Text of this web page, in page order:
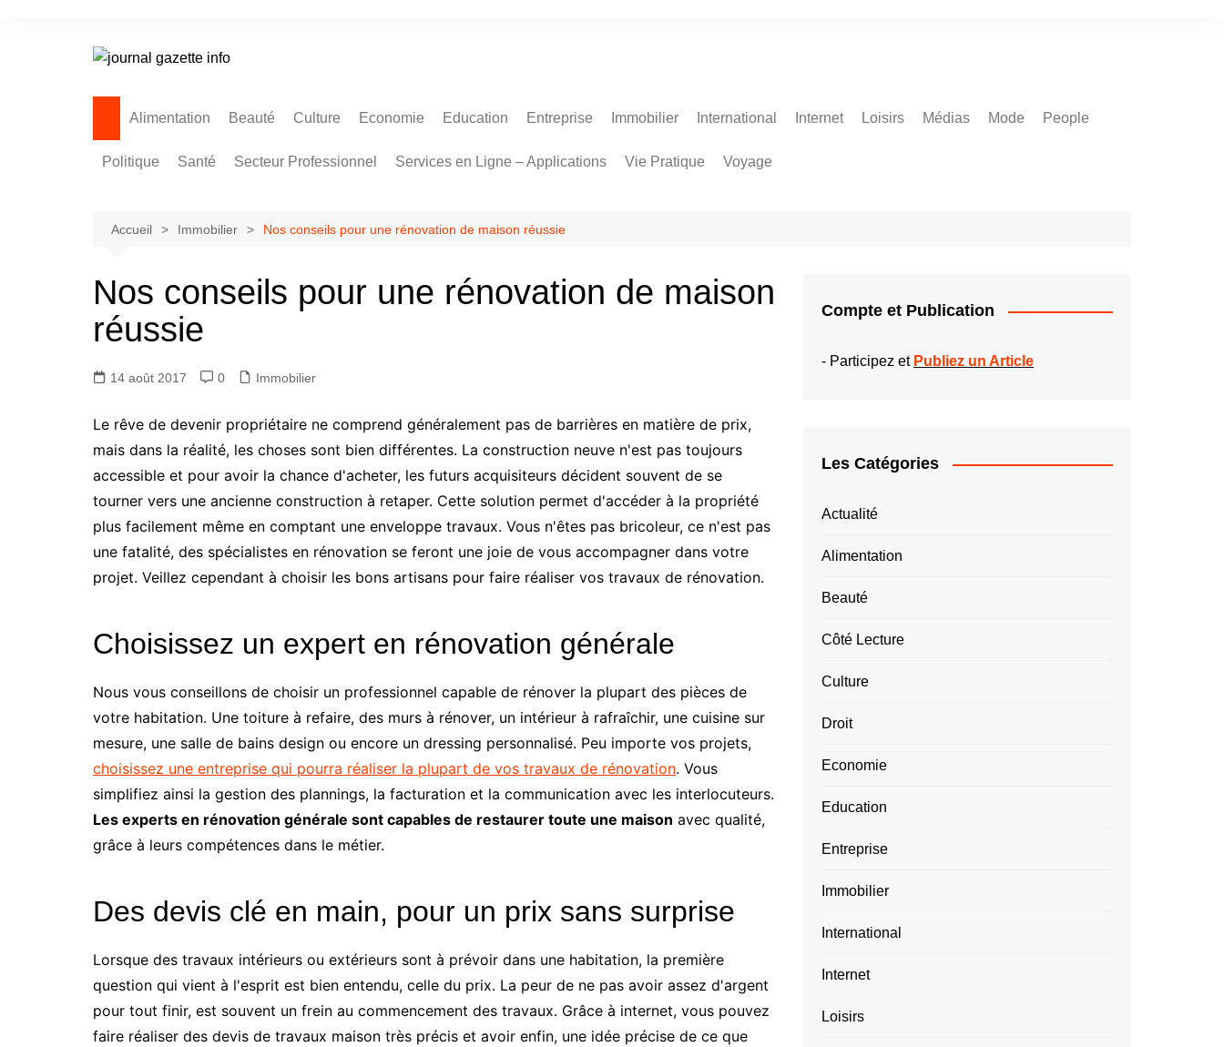
Alimentation Beauté Culture Economie Education Entreprise Immobilier International Internet Loisirs Médias Mode People
Politique Santé Secteur Professionnel Services en Ligne – Applications Vie Pratique Voyage
Accueil Immobilier Nos conseils pour une rénovation de maison réussie
Nos conseils pour une rénovation de maison
réussie
14 août 2017 0 Immobilier
Le rêve de devenir propriétaire ne comprend généralement pas de barrières en matière de prix,
mais dans la réalité, les choses sont bien différentes. La construction neuve n'est pas toujours
accessible et pour avoir la chance d'acheter, les futurs acquisiteurs décident souvent de se
tourner vers une ancienne construction à retaper. Cette solution permet d'accéder à la propriété
plus facilement même en comptant une enveloppe travaux. Vous n'êtes pas bricoleur, ce n'est pas
une fatalité, des spécialistes en rénovation se feront une joie de vous accompagner dans votre
projet. Veillez cependant à choisir les bons artisans pour faire réaliser vos travaux de rénovation.
Choisissez un expert en rénovation générale
Nous vous conseillons de choisir un professionnel capable de rénover la plupart des pièces de
votre habitation. Une toiture à refaire, des murs à rénover, un intérieur à rafraîchir, une cuisine sur
mesure, une salle de bains design ou encore un dressing personnalisé. Peu importe vos projets,
choisissez une entreprise qui pourra réaliser la plupart de vos travaux de rénovation. Vous
simplifiez ainsi la gestion des plannings, la facturation et la communication avec les interlocuteurs.
Les experts en rénovation générale sont capables de restaurer toute une maison avec qualité,
grâce à leurs compétences dans le métier.
Des devis clé en main, pour un prix sans surprise
Lorsque des travaux intérieurs ou extérieurs sont à prévoir dans une habitation, la première
question qui vient à l'esprit est bien entendu, celle du prix. La peur de ne pas avoir assez d'argent
pour tout finir, est souvent un frein au commencement des travaux. Grâce à internet, vous pouvez
faire réaliser des devis de travaux maison très précis et avoir enfin, une idée précise de ce que
Compte et Publication
- Participez et Publiez un Article
Les Catégories
Actualité
Alimentation
Beauté
Côté Lecture
Culture
Droit
Economie
Education
Entreprise
Immobilier
International
Internet
Loisirs